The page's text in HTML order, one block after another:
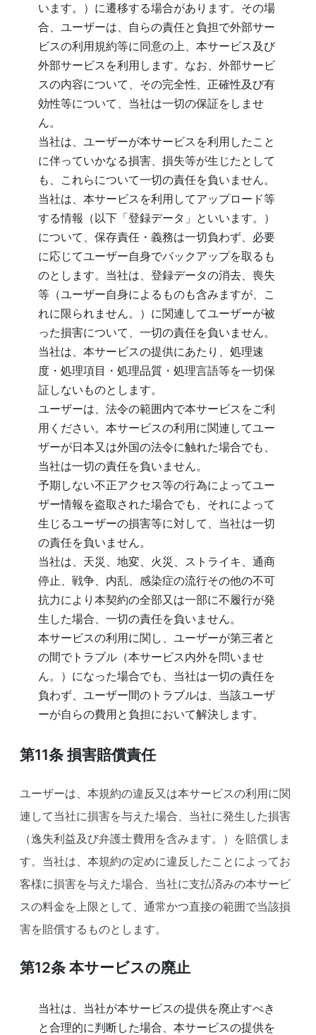
います。）に遷移する場合があります。その場
合、ユーザーは、自らの責任と負担で外部サー
ビスの利用規約等に同意の上、本サービス及び
外部サービスを利用します。なお、外部サービ
スの内容について、その完全性、正確性及び有
効性等について、当社は一切の保証をしませ
ん。
当社は、ユーザーが本サービスを利用したこと
に伴っていかなる損害、損失等が生じたとして
も、これらについて一切の責任を負いません。
当社は、本サービスを利用してアップロード等
する情報（以下「登録データ」といいます。）
について、保存責任・義務は一切負わず、必要
に応じてユーザー自身でバックアップを取るも
のとします。当社は、登録データの消去、喪失
等（ユーザー自身によるものも含みますが、こ
れに限られません。）に関連してユーザーが被
った損害について、一切の責任を負いません。
当社は、本サービスの提供にあたり、処理速
度・処理項目・処理品質・処理言語等を一切保
証しないものとします。
ユーザーは、法令の範囲内で本サービスをご利
用ください。本サービスの利用に関連してユー
ザーが日本又は外国の法令に触れた場合でも、
当社は一切の責任を負いません。
予期しない不正アクセス等の行為によってユー
ザー情報を盗取された場合でも、それによって
生じるユーザーの損害等に対して、当社は一切
の責任を負いません。
当社は、天災、地変、火災、ストライキ、通商
停止、戦争、内乱、感染症の流行その他の不可
抗力により本契約の全部又は一部に不履行が発
生した場合、一切の責任を負いません。
本サービスの利用に関し、ユーザーが第三者と
の間でトラブル（本サービス内外を問いませ
ん。）になった場合でも、当社は一切の責任を
負わず、ユーザー間のトラブルは、当該ユーザ
ーが自らの費用と負担において解決します。
第11条 損害賠償責任
ユーザーは、本規約の違反又は本サービスの利用に関
連して当社に損害を与えた場合、当社に発生した損害
（逸失利益及び弁護士費用を含みます。）を賠償しま
す。当社は、本規約の定めに違反したことによってお
客様に損害を与えた場合、当社に支払済みの本サービ
スの料金を上限として、通常かつ直接の範囲で当該損
害を賠償するものとします。
第12条 本サービスの廃止
当社は、当社が本サービスの提供を廃止すべき
と合理的に判断した場合、本サービスの提供を